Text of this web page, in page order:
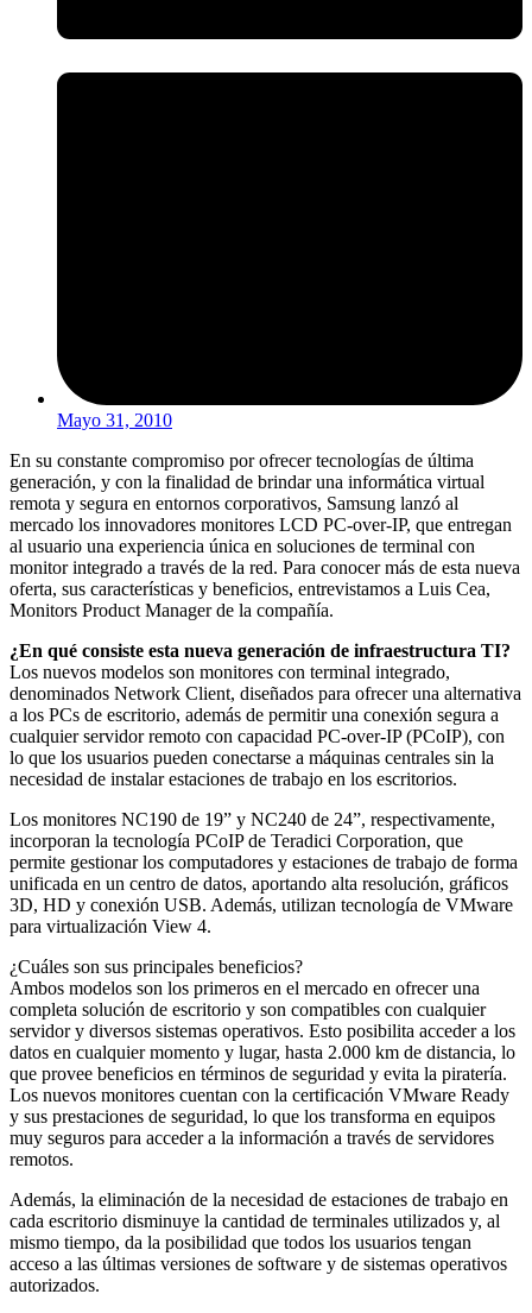
Mayo 31, 2010
En su constante compromiso por ofrecer tecnologías de última
generación, y con la finalidad de brindar una informática virtual
remota y segura en entornos corporativos, Samsung lanzó al
mercado los innovadores monitores LCD PC-over-IP, que entregan
al usuario una experiencia única en soluciones de terminal con
monitor integrado a través de la red. Para conocer más de esta nueva
oferta, sus características y beneficios, entrevistamos a Luis Cea,
Monitors Product Manager de la compañía.
¿En qué consiste esta nueva generación de infraestructura TI?
Los nuevos modelos son monitores con terminal integrado,
denominados Network Client, diseñados para ofrecer una alternativa
a los PCs de escritorio, además de permitir una conexión segura a
cualquier servidor remoto con capacidad PC-over-IP (PCoIP), con
lo que los usuarios pueden conectarse a máquinas centrales sin la
necesidad de instalar estaciones de trabajo en los escritorios.
Los monitores NC190 de 19” y NC240 de 24”, respectivamente,
incorporan la tecnología PCoIP de Teradici Corporation, que
permite gestionar los computadores y estaciones de trabajo de forma
unificada en un centro de datos, aportando alta resolución, gráficos
3D, HD y conexión USB. Además, utilizan tecnología de VMware
para virtualización View 4.
¿Cuáles son sus principales beneficios?
Ambos modelos son los primeros en el mercado en ofrecer una
completa solución de escritorio y son compatibles con cualquier
servidor y diversos sistemas operativos. Esto posibilita acceder a los
datos en cualquier momento y lugar, hasta 2.000 km de distancia, lo
que provee beneficios en términos de seguridad y evita la piratería.
Los nuevos monitores cuentan con la certificación VMware Ready
y sus prestaciones de seguridad, lo que los transforma en equipos
muy seguros para acceder a la información a través de servidores
remotos.
Además, la eliminación de la necesidad de estaciones de trabajo en
cada escritorio disminuye la cantidad de terminales utilizados y, al
mismo tiempo, da la posibilidad que todos los usuarios tengan
acceso a las últimas versiones de software y de sistemas operativos
autorizados.